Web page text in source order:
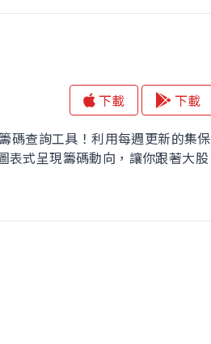
下載
下載
碼查詢工具！利用每週更新的集保
表式呈現籌碼動向，讓你跟著大股